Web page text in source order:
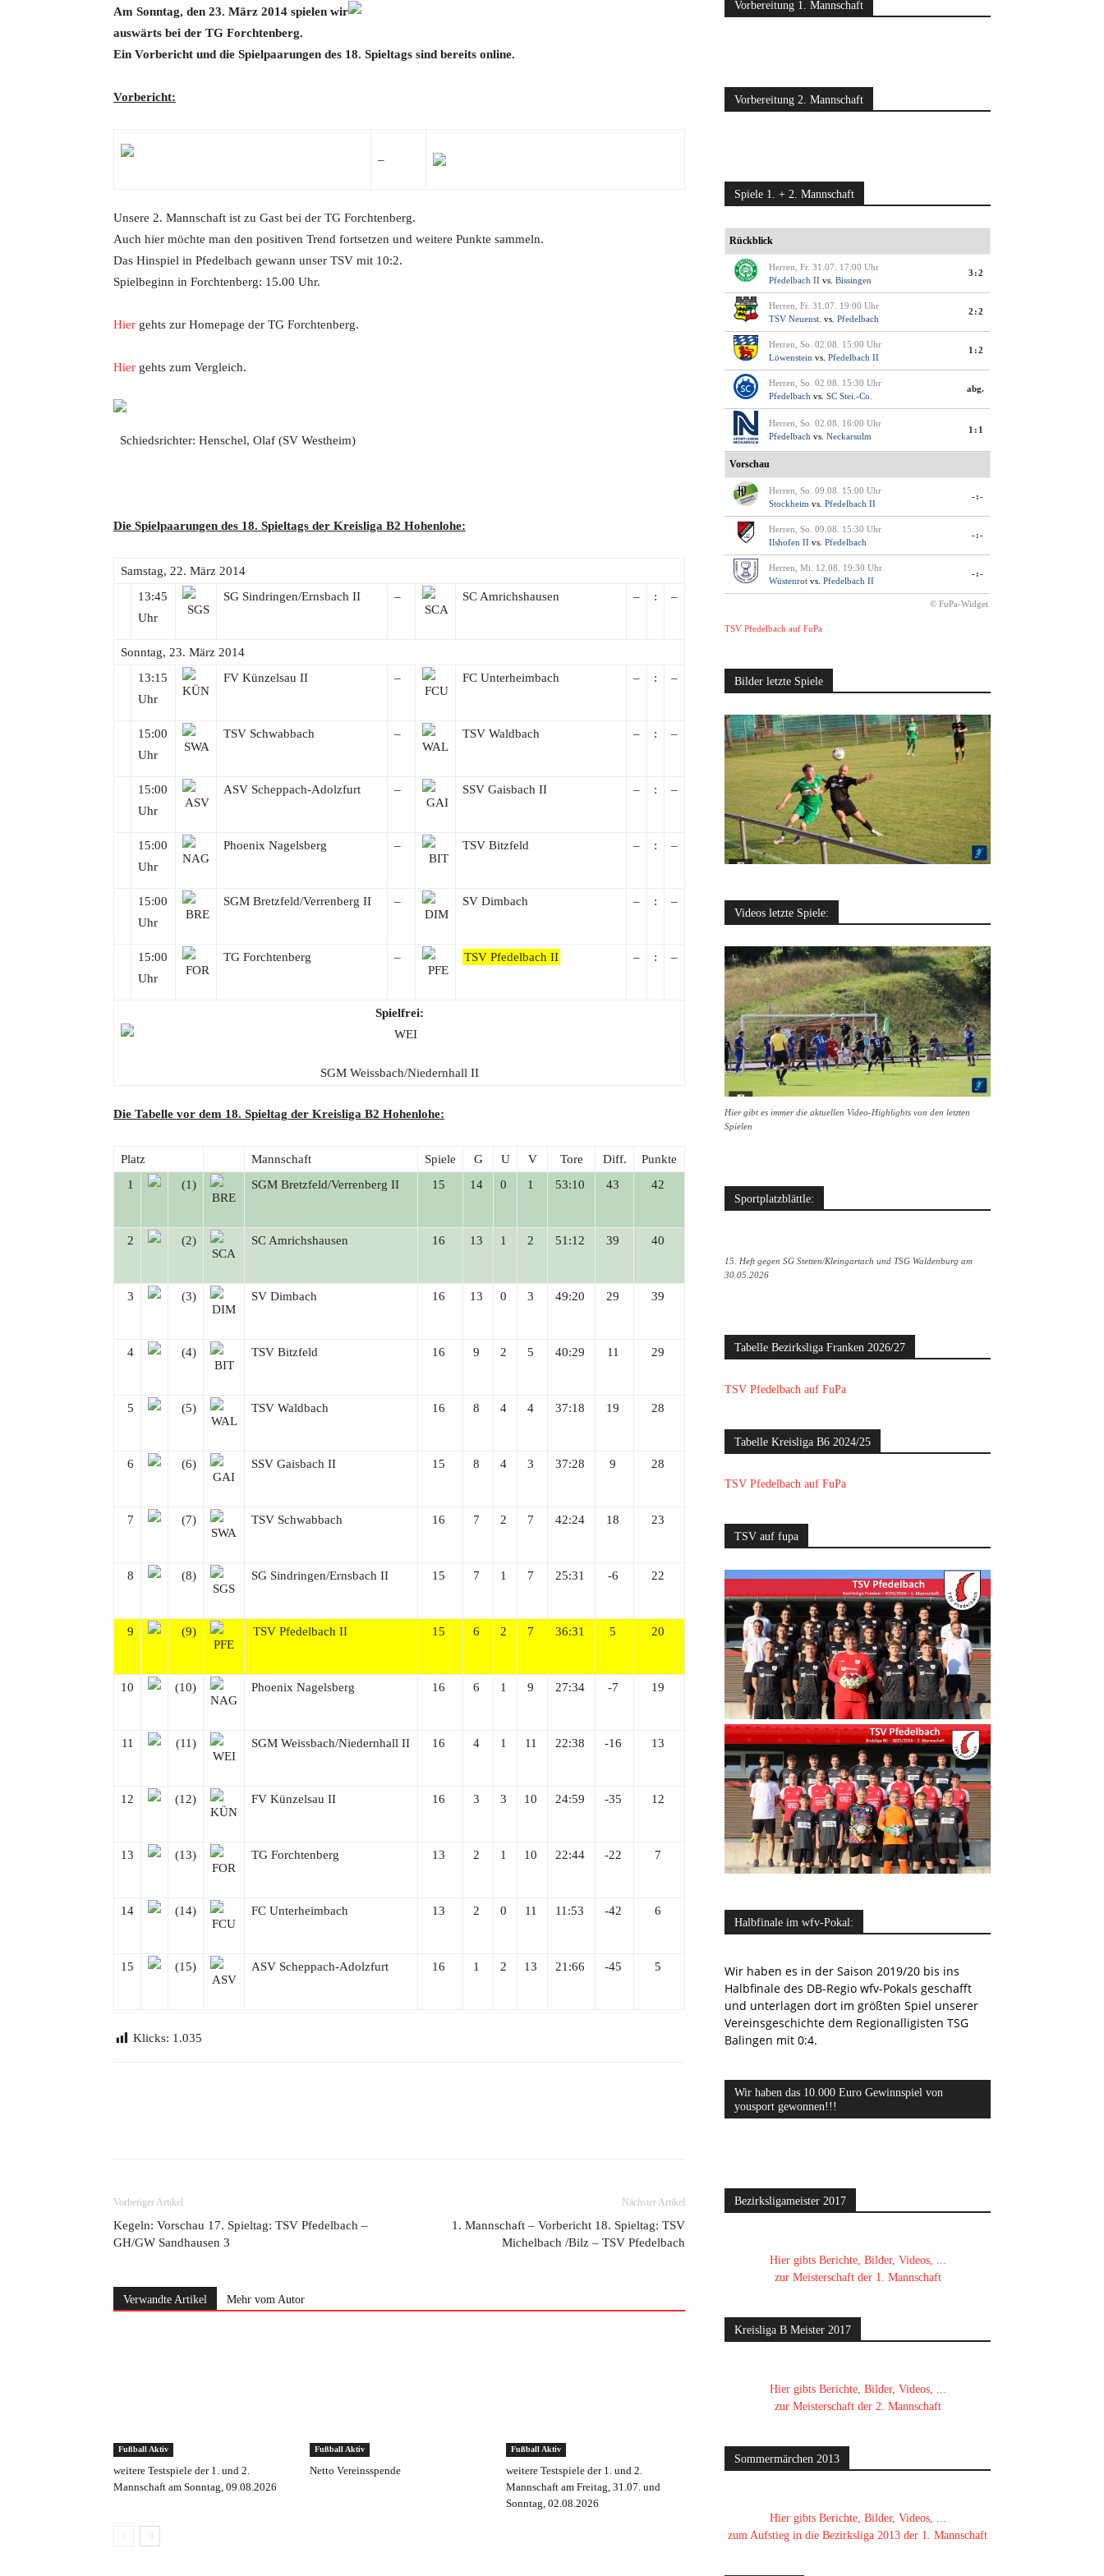
Am Sonntag, den 23. März 2014 spielen wir
auswärts bei der TG Forchtenberg.
Ein Vorbericht und die Spielpaarungen des 18. Spieltags sind bereits online.
Vorbericht:
–
Unsere 2. Mannschaft ist zu Gast bei der TG Forchtenberg.
Auch hier möchte man den positiven Trend fortsetzen und weitere Punkte sammeln.
Das Hinspiel in Pfedelbach gewann unser TSV mit 10:2.
Spielbeginn in Forchtenberg: 15.00 Uhr.
Hier gehts zur Homepage der TG Forchtenberg.
Hier gehts zum Vergleich.
Schiedsrichter: Henschel, Olaf (SV Westheim)
Die Spielpaarungen des 18. Spieltags der Kreisliga B2 Hohenlohe:
Samstag, 22. März 2014
13:45
Uhr
SG Sindringen/Ernsbach II – SC Amrichshausen – : –
Sonntag, 23. März 2014
13:15
Uhr
FV Künzelsau II – FC Unterheimbach – : –
15:00
Uhr
TSV Schwabbach – TSV Waldbach – : –
15:00
Uhr
ASV Scheppach-Adolzfurt – SSV Gaisbach II – : –
15:00
Uhr
Phoenix Nagelsberg – TSV Bitzfeld – : –
15:00
Uhr
SGM Bretzfeld/Verrenberg II – SV Dimbach – : –
15:00
Uhr
TG Forchtenberg – TSV Pfedelbach II – : –
Spielfrei:
SGM Weissbach/Niedernhall II
Die Tabelle vor dem 18. Spieltag der Kreisliga B2 Hohenlohe:
Platz Mannschaft Spiele G U V Tore Diff.
Punkte
1
(1) SGM Bretzfeld/Verrenberg II 15 14 0 1 53:10 43 42
2 (2) SC Amrichshausen 16 13 1 2 51:12 39 40
3 (3) SV Dimbach 16 13 0 3 49:20 29 39
4 (4) TSV Bitzfeld 16 9 2 5 40:29 11 29
5 (5) TSV Waldbach 16 8 4 4 37:18 19 28
6 (6) SSV Gaisbach II 15 8 4 3 37:28 9 28
7 (7) TSV Schwabbach 16 7 2 7 42:24 18 23
8 (8) SG Sindringen/Ernsbach II 15 7 1 7 25:31 -6 22
9 (9) TSV Pfedelbach II 15 6 2 7 36:31 5 20
10 (10) Phoenix Nagelsberg 16 6 1 9 27:34 -7 19
11 (11) SGM Weissbach/Niedernhall II 16 4 1 11 22:38 -16 13
12 (12) FV Künzelsau II 16 3 3 10 24:59 -35 12
13 (13) TG Forchtenberg 13 2 1 10 22:44 -22 7
14 (14) FC Unterheimbach 13 2 0 11 11:53 -42 6
15 (15) ASV Scheppach-Adolzfurt 16 1 2 13 21:66 -45 5
Klicks: 1.035
Vorheriger Artikel
Kegeln: Vorschau 17. Spieltag: TSV Pfedelbach –
GH/GW Sandhausen 3
Nächster Artikel
1. Mannschaft – Vorbericht 18. Spieltag: TSV
Michelbach /Bilz – TSV Pfedelbach
Verwandte Artikel Mehr vom Autor
Fußball Aktiv
weitere Testspiele der 1. und 2.
Mannschaft am Sonntag, 09.08.2026
Fußball Aktiv
Netto Vereinsspende
Fußball Aktiv
weitere Testspiele der 1. und 2.
Mannschaft am Freitag, 31.07. und
Sonntag, 02.08.2026
Vorbereitung 1. Mannschaft
Vorbereitung 2. Mannschaft
Spiele 1. + 2. Mannschaft
Rückblick
Herren, Fr. 31.07. 17:00 Uhr
Pfedelbach II vs. Bissingen
3:2
Herren, Fr. 31.07. 19:00 Uhr
TSV Neuenst. vs. Pfedelbach
2:2
Herren, So. 02.08. 15:00 Uhr
Löwenstein vs. Pfedelbach II
1:2
Herren, So. 02.08. 15:30 Uhr
Pfedelbach vs. SC Stei.-Co.
abg.
Herren, So. 02.08. 16:00 Uhr
Pfedelbach vs. Neckarsulm
1:1
Vorschau
Herren, So. 09.08. 15:00 Uhr
Stockheim vs. Pfedelbach II
-:-
Herren, So. 09.08. 15:30 Uhr
Ilshofen II vs. Pfedelbach
-:-
Herren, Mi. 12.08. 19:30 Uhr
Wüstenrot vs. Pfedelbach II
-:-
© FuPa-Widget
TSV Pfedelbach auf FuPa
Bilder letzte Spiele
Videos letzte Spiele:
Hier gibt es immer die aktuellen Video-Highlights von den letzten
Spielen
Sportplatzblättle:
15. Heft gegen SG Stetten/Kleingartach und TSG Waldenburg am
30.05.2026
Tabelle Bezirksliga Franken 2026/27
TSV Pfedelbach auf FuPa
Tabelle Kreisliga B6 2024/25
TSV Pfedelbach auf FuPa
TSV auf fupa
Halbfinale im wfv-Pokal:
Wir haben es in der Saison 2019/20 bis ins
Halbfinale des DB-Regio wfv-Pokals geschafft
und unterlagen dort im größten Spiel unserer
Vereinsgeschichte dem Regionalligisten TSG
Balingen mit 0:4.
Wir haben das 10.000 Euro Gewinnspiel von
yousport gewonnen!!!
Bezirksligameister 2017
Hier gibts Berichte, Bilder, Videos, ...
zur Meisterschaft der 1. Mannschaft
Kreisliga B Meister 2017
Hier gibts Berichte, Bilder, Videos, ...
zur Meisterschaft der 2. Mannschaft
Sommermärchen 2013
Hier gibts Berichte, Bilder, Videos, ...
zum Aufstieg in die Bezirksliga 2013 der 1. Mannschaft